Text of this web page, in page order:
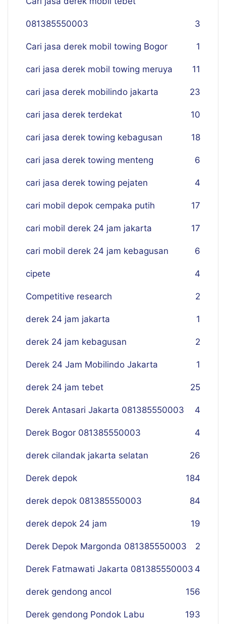
081385550003 3
Cari jasa derek mobil towing Bogor 1
cari jasa derek mobil towing meruya 11
cari jasa derek mobilindo jakarta 23
cari jasa derek terdekat 10
cari jasa derek towing kebagusan 18
cari jasa derek towing menteng 6
cari jasa derek towing pejaten 4
cari mobil depok cempaka putih 17
cari mobil derek 24 jam jakarta 17
cari mobil derek 24 jam kebagusan 6
cipete 4
Competitive research 2
derek 24 jam jakarta 1
derek 24 jam kebagusan 2
Derek 24 Jam Mobilindo Jakarta 1
derek 24 jam tebet 25
Derek Antasari Jakarta 081385550003 4
Derek Bogor 081385550003 4
derek cilandak jakarta selatan 26
Derek depok 184
derek depok 081385550003 84
derek depok 24 jam 19
Derek Depok Margonda 081385550003 2
Derek Fatmawati Jakarta 081385550003 4
derek gendong ancol 156
Derek gendong Pondok Labu 193